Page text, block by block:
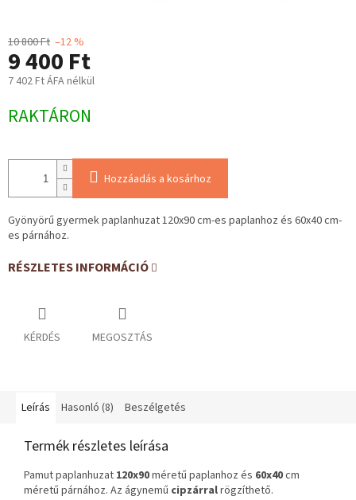
10 800 Ft –12 %
9 400 Ft
7 402 Ft ÁFA nélkül
Egységár:
RAKTÁRON
Hozzáadás a kosárhoz
Gyönyörű gyermek paplanhuzat 120x90 cm-es paplanhoz és 60x40 cm-
es párnához.
RÉSZLETES INFORMÁCIÓ
KÉRDÉS MEGOSZTÁS
Leírás Hasonló (8) Beszélgetés
Termék részletes leírása
Pamut paplanhuzat 120x90méretű paplanhoz és 60x40cm
méretű párnához. Az ágynemű cipzárralrögzíthető.